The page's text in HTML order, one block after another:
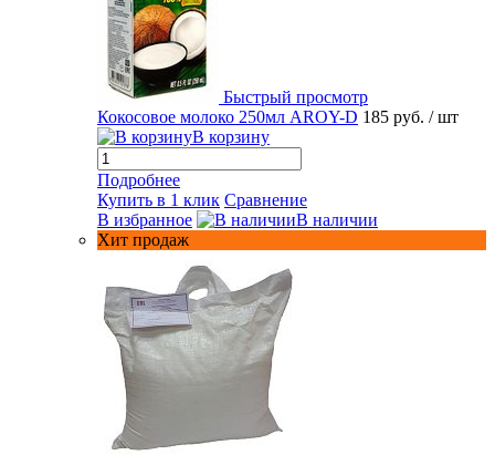
Быстрый просмотр
Кокосовое молоко 250мл AROY-D 185 руб. / шт
В корзину
Подробнее
Купить в 1 клик Сравнение
В избранное
В наличии
Хит продаж